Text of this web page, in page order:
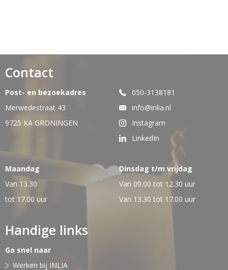
Contact
Post- en bezoekadres
Merwedestraat 43
9725 KA GRONINGEN
050-3138181
info@inlia.nl
Instagram
LinkedIn
Maandag
Van 13.30
tot 17.00 uur
Dinsdag t/m vrijdag
Van 09.00 tot 12.30 uur
Van 13.30 tot 17.00 uur
Handige links
Ga snel naar
Werken bij INLIA